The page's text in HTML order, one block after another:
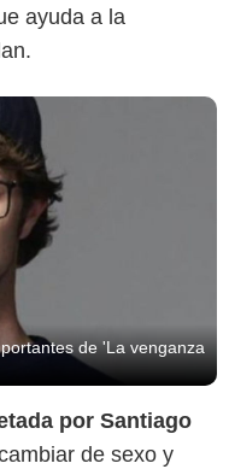
ayuda a la
de 'La venganza
por Santiago
de sexo y